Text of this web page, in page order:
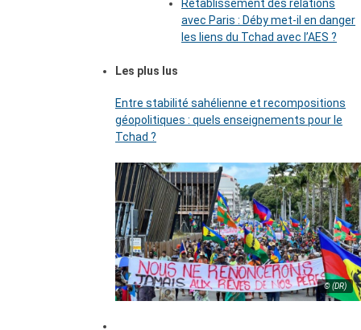
Rétablissement des relations
avec Paris : Déby met-il en danger
les liens du Tchad avec l’AES ?
Les plus lus
Entre stabilité sahélienne et recompositions
géopolitiques : quels enseignements pour le
Tchad ?
© (DR)